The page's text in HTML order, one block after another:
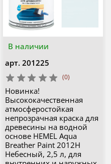
В наличии
арт. 201225
(0)
Новинка!
Высококачественная
атмосферостойкая
непрозрачная краска для
древесины на водной
основе HEMEL Aqua
Breather Paint 2012H
Небесный, 2,5 л, для